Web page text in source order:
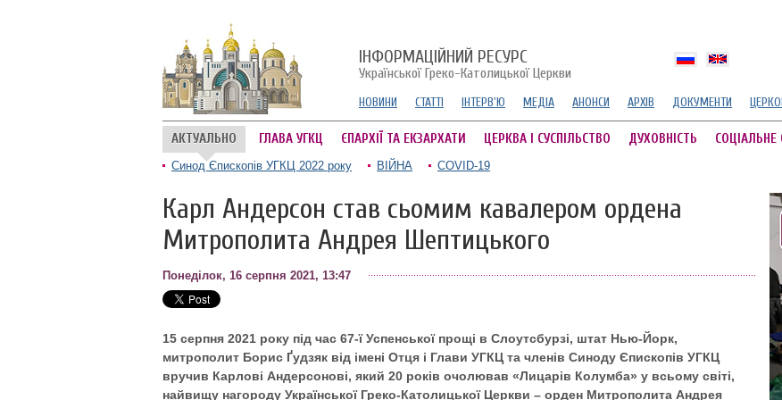
ІНФОРМАЦІЙНИЙ РЕСУРС
Української Греко-Католицької Церкви
НОВИНИ СТАТТІ ІНТЕРВ'Ю МЕДІА АНОНСИ АРХІВ ДОКУМЕНТИ
АКТУАЛЬНО ГЛАВА УГКЦ ЄПАРХІЇ ТА ЕКЗАРХАТИ ЦЕРКВА І СУСПІЛЬСТВО ДУХОВНІСТЬ СОЦІАЛЬНЕ
Синод Єпископів УГКЦ 2022 року ВІЙНА COVID-19
Карл Андерсон став сьомим кавалером ордена
Митрополита Андрея Шептицького
Понеділок, 16 серпня 2021, 13:47
15 серпня 2021 року під час 67-ї Успенської прощі в Слоутсбурзі, штат Нью-Йорк,
митрополит Борис Ґудзяк від імені Отця і Глави УГКЦ та членів Синоду Єпископів УГКЦ
вручив Карлові Андерсонові, який 20 років очолював «Лицарів Колумба» у всьому світі,
найвищу нагороду Української Греко-Католицької Церкви – орден Митрополита Андрея